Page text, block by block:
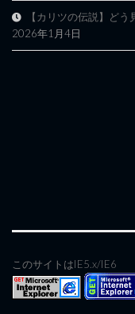
【カリツの伝説】ど
2026年1月4日
このサイトはIE5.x/IE6